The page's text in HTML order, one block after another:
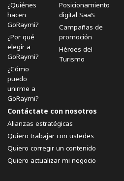
¿Quiénes
hacen
GoRaymi?
¿Por qué
elegir a
GoRaymi?
¿Cómo
puedo
unirme a
GoRaymi?
Posicionamiento
digital SaaS
Campañas de
promoción
Héroes del
Turismo
Contáctate con nosotros
Alianzas estratégicas
Quiero trabajar con ustedes
Quiero corregir un contenido
Quiero actualizar mi negocio